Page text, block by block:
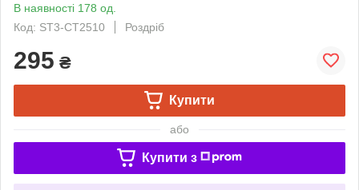
В наявності 178 од.
Код: ST3-CT2510
Роздріб
295 ₴
Купити
або
Купити з